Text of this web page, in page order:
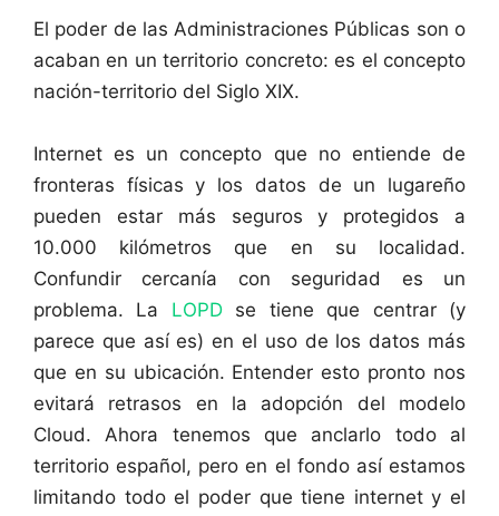
El poder de las Administraciones Públicas son o
acaban en un territorio concreto: es el concepto
nación-territorio del Siglo XIX.
Internet es un concepto que no entiende de
fronteras físicas y los datos de un lugareño
pueden estar más seguros y protegidos a
10.000 kilómetros que en su localidad.
Confundir cercanía con seguridad es un
problema. La LOPDse tiene que centrar (y
parece que así es) en el uso de los datos más
que en su ubicación. Entender esto pronto nos
evitará retrasos en la adopción del modelo
Cloud. Ahora tenemos que anclarlo todo al
territorio español, pero en el fondo así estamos
limitando todo el poder que tiene internet y el